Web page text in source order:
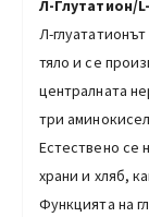
Л-Глутатион/
Л-
тяло и се
централната
три
Естествено се
храни и хляб,
Функцията на